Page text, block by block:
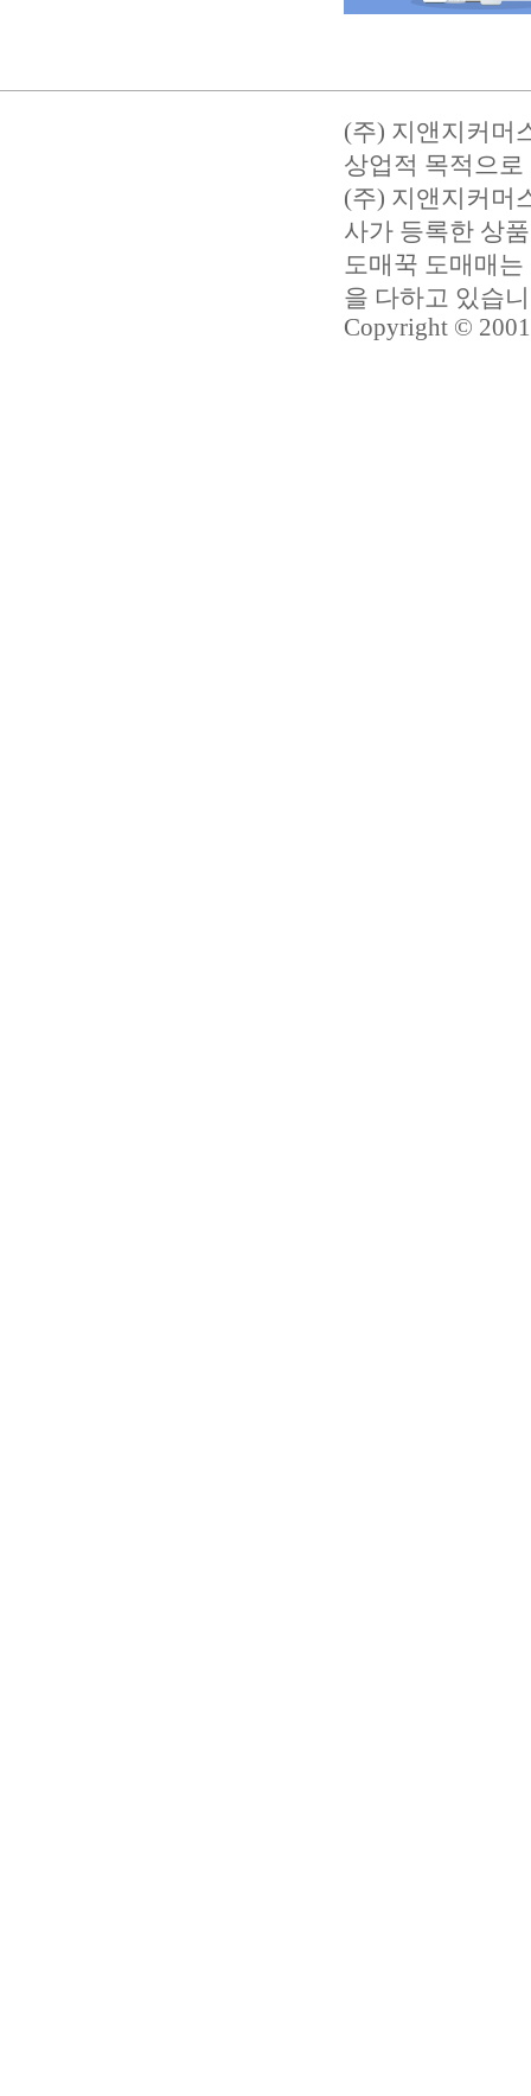
(주) 지앤지커머
상업적 목적으
(주) 지앤지커머
사가 등록한 상
도매꾹 도매매
을 다하고 있습
Copyright ©